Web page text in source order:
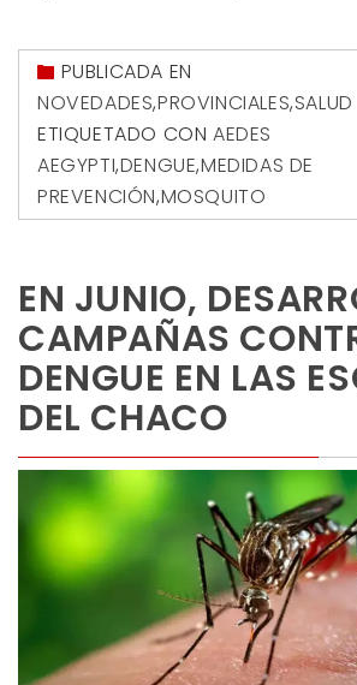
PUBLICADA EN
NOVEDADES,PROVINCIALES,SALUD
ETIQUETADO CON AEDES
AEGYPTI,DENGUE,MEDIDAS DE
PREVENCIÓN,MOSQUITO
EN JUNIO,
CAMPAÑAS
DENGUE EN LAS
DEL CHACO